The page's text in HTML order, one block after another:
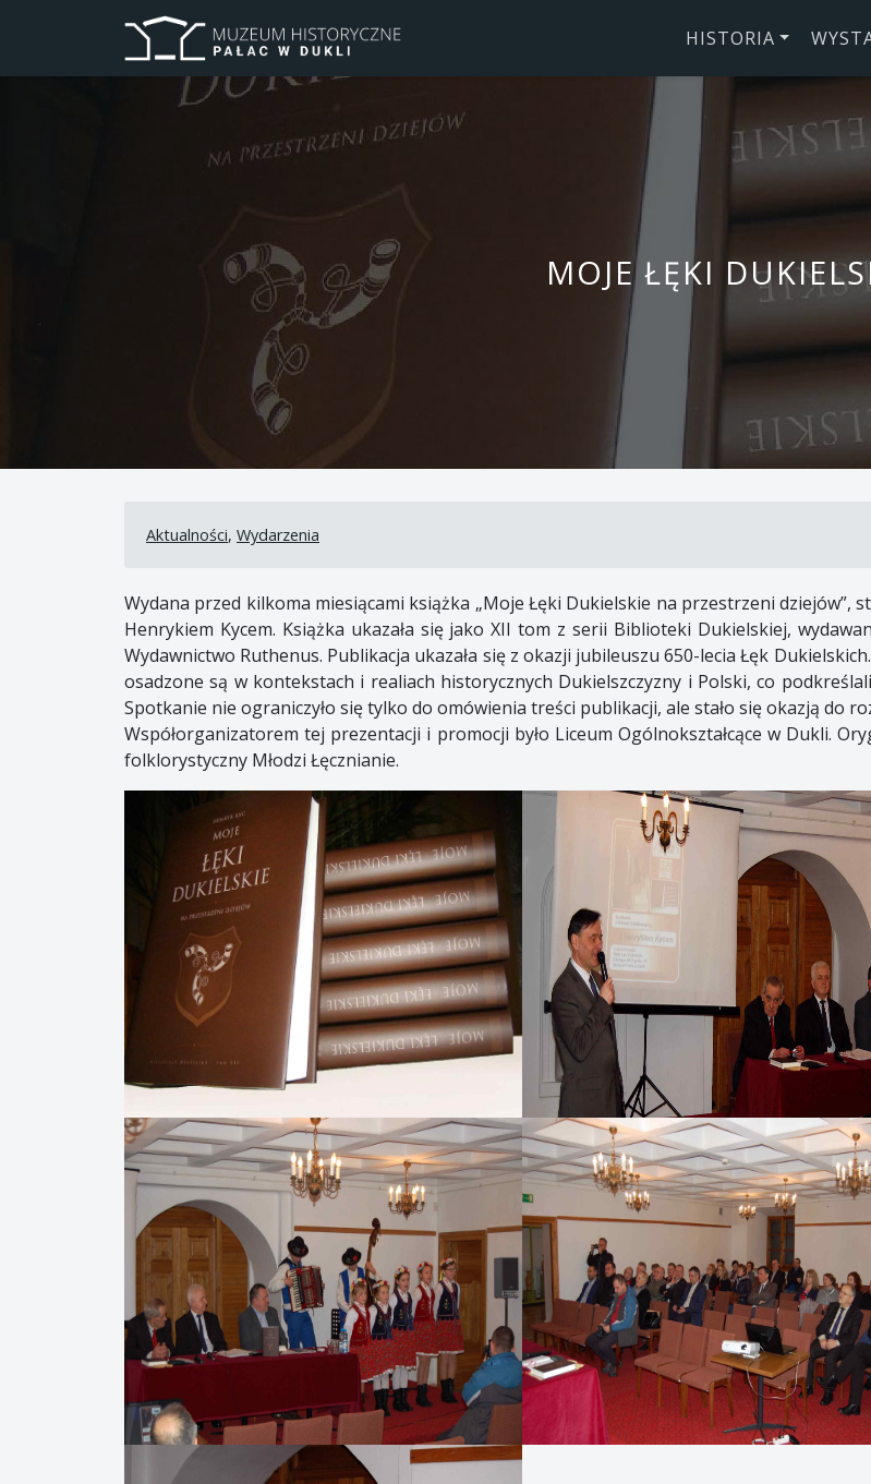
HISTORIA
MOJE ŁĘKI
Aktualności, Wydarzenia
Wydana przed kilkoma miesiącami książka „Moje Łęki Dukielskie na przestrzeni dziejów”,
Henrykiem Kycem. Książka ukazała się jako XII tom z serii Biblioteki Dukielskiej,
Wydawnictwo Ruthenus. Publikacja ukazała się z okazji jubileuszu 650-lecia Łęk
osadzone są w kontekstach i realiach historycznych Dukielszczyzny i Polski, co
Spotkanie nie ograniczyło się tylko do omówienia treści publikacji, ale stało się okazją do
Współorganizatorem tej prezentacji i promocji było Liceum Ogólnokształcące w Dukli.
folklorystyczny Młodzi Łęcznianie.